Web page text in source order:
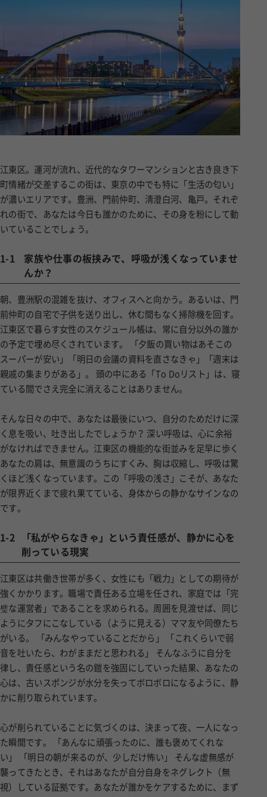
町情緒が交差するこの街は、東京の中でも特に「生活の匂い」
が濃いエリアです。豊洲、門前仲町、清澄白河、亀戸。それぞ
れの街で、あなたは今日も誰かのために、その身を粉にして動
いていることでしょう。
んか？
朝、豊洲駅の混雑を抜け、オフィスへと向かう。あるいは、門
前仲町の自宅で子供を送り出し、休む間もなく掃除機を回す。
江東区で暮らす女性のスケジュール帳は、常に自分以外の誰か
の予定で埋め尽くされています。 「夕飯の買い物はあそこの
スーパーが安い」「明日の会議の資料を直さなきゃ」「週末は
親戚の集まりがある」。 頭の中にある「To Doリスト」は、寝
ている間でさえ完全に消えることはありません。
く息を吸い、吐き出したでしょうか？ 深い呼吸は、心に余裕
がなければできません。江東区の機能的な街並みを足早に歩く
あなたの肩は、無意識のうちにすくみ、胸は収縮し、呼吸は驚
くほど浅くなっています。この「呼吸の浅さ」こそが、あなた
が限界近くまで疲れ果てている、身体からの静かなサインなの
です。
削っている現実
江東区は共働き世帯が多く、女性にも「戦力」としての期待が
強くかかります。職場で責任ある立場を任され、家庭では「完
璧な運営者」であることを求められる。周囲を見渡せば、同じ
ようにタフにこなしている（ように見える）ママ友や同僚たち
がいる。 「みんなやっていることだから」 「これくらいで弱
音を吐いたら、わがままだと思われる」 そんなふうに自分を
律し、責任感という名の鎧を強固にしていった結果、あなたの
心は、古いスポンジが水分を失ってボロボロになるように、静
かに削り取られています。
た瞬間です。 「あんなに頑張ったのに、誰も褒めてくれな
い」 「明日の朝が来るのが、少しだけ怖い」 そんな虚無感が
襲ってきたとき、それはあなたが自分自身をネグレクト（無
視）している証拠です。あなたが誰かをケアするために、まず
あなた自身がケアされる必要がある。この単純で、しかし忘れ